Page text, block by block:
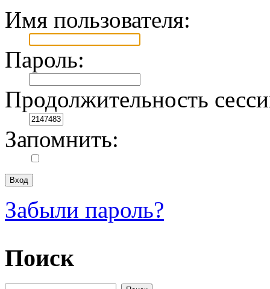
Имя пользователя:
Пароль:
Продолжительность
Запомнить:
Забыли пароль?
Поиск